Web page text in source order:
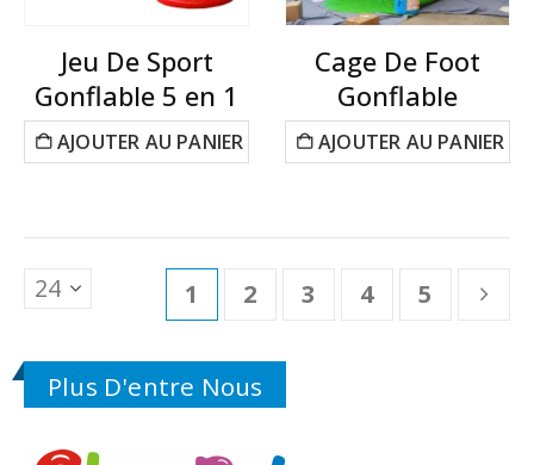
Jeu De Sport
Gonflable 5 en 1
AJOUTER AU PANIER
Cage De Foot
Gonflable
AJOUTER AU PANIER
1 2 3 4 5
Plus D'entre Nous